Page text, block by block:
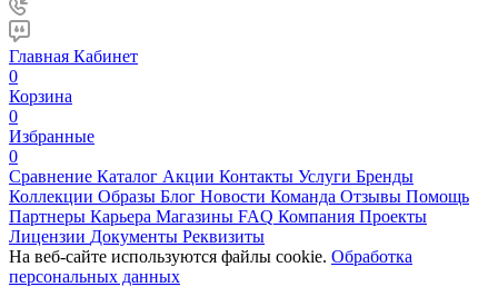
Главная Кабинет
0
Корзина
0
Избранные
0
Сравнение Каталог Акции Контакты Услуги Бренды
Коллекции Образы Блог Новости Команда Отзывы Помощь
Партнеры Карьера Магазины FAQ Компания Проекты
Лицензии Документы Реквизиты
На веб-сайте используются файлы cookie. Обработка
персональных данных